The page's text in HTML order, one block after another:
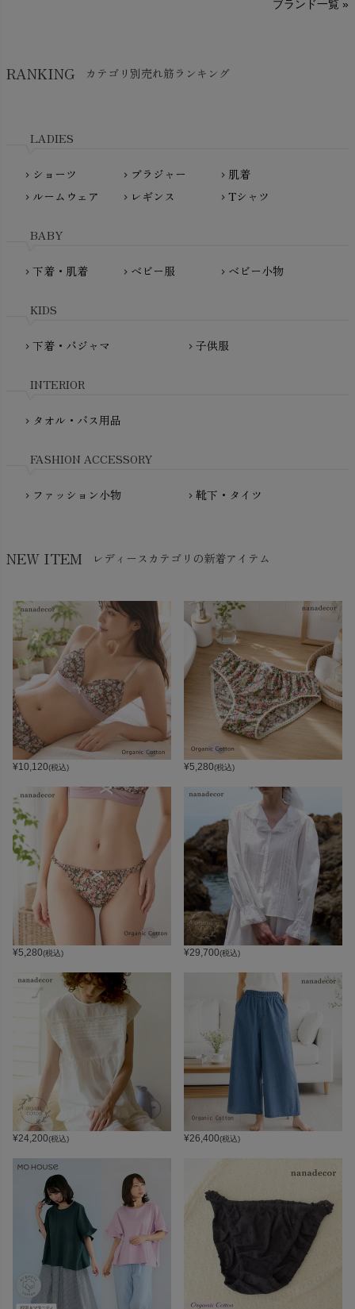
生活アートクラブ
nanadecor（ナナデェコール）
Haruulala（ハルウララ）
PeopleTree（ピープルツリー）
PRISTINE（プリスティン）
fromF（フロムエフ）
Madame MO（マダムモー）
maggies（マギーズ）
MATONA（マトナ）
mini rodini（ミニロディーニ）
My Little Cozmo（マイリトルコズモ）
NewNative（ニューネイティブ）
ブランド一覧 »
RANKING カテゴリ別売れ筋ランキング
LADIES
chevron_right ショーツ chevron_right ブラジャー chevron_right 肌着
chevron_right ルームウェア chevron_right レギンス chevron_rightTシャツ
BABY
chevron_right 下着・肌着 chevron_right ベビー服 chevron_right ベビー小物
KIDS
chevron_right 下着・パジャマ chevron_right 子供服
INTERIOR
chevron_right タオル・バス用品
FASHION ACCESSORY
chevron_right ファッション小物 chevron_right 靴下・タイツ
NEW ITEM レディースカテゴリの新着アイテム
¥10,120(税込) ¥5,280(税込)
¥5,280(税込) ¥29,700(税込)
¥24,200(税込) ¥26,400(税込)